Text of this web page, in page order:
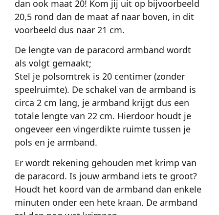
dan ook maat 20! Kom jij uit op bijvoorbeeld
20,5 rond dan de maat af naar boven, in dit
voorbeeld dus naar 21 cm.
De lengte van de paracord armband wordt
als volgt gemaakt;
Stel je polsomtrek is 20 centimer (zonder
speelruimte). De schakel van de armband is
circa 2 cm lang, je armband krijgt dus een
totale lengte van 22 cm. Hierdoor houdt je
ongeveer een vingerdikte ruimte tussen je
pols en je armband.
Er wordt rekening gehouden met krimp van
de paracord. Is jouw armband iets te groot?
Houdt het koord van de armband dan enkele
minuten onder een hete kraan. De armband